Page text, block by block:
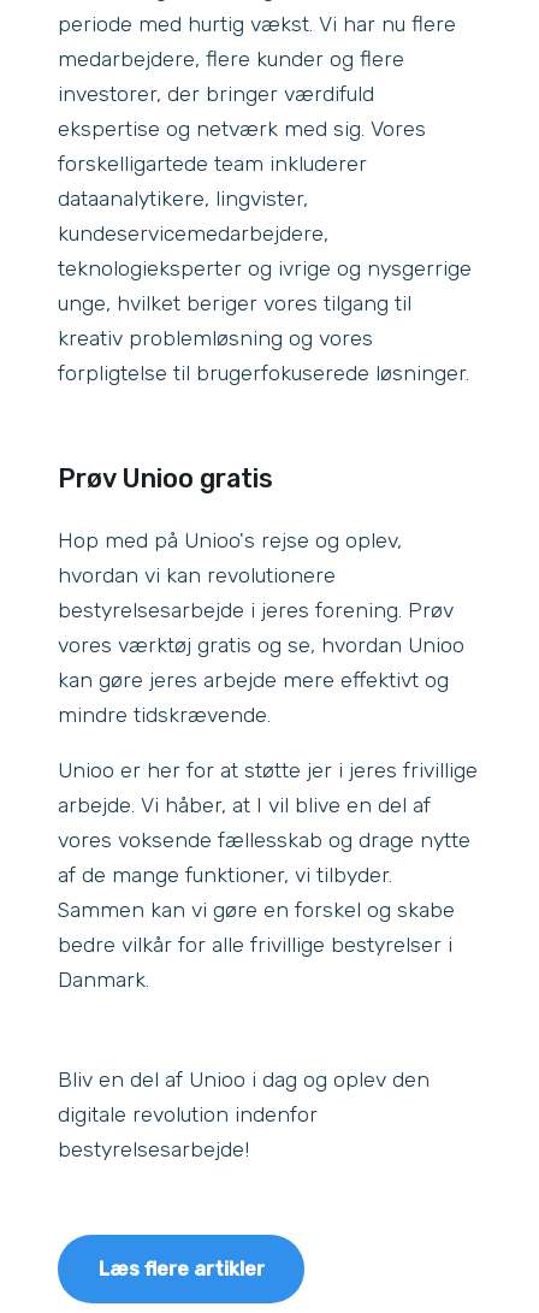
periode med hurtig vækst. Vi har nu flere
medarbejdere, flere kunder og flere
investorer, der bringer værdifuld
ekspertise og netværk med sig. Vores
forskelligartede team inkluderer
dataanalytikere, lingvister,
kundeservicemedarbejdere,
teknologieksperter og ivrige og nysgerrige
unge, hvilket beriger vores tilgang til
kreativ problemløsning og vores
forpligtelse til brugerfokuserede løsninger.
Prøv Unioo gratis
Hop med på Unioo's rejse og oplev,
hvordan vi kan revolutionere
bestyrelsesarbejde i jeres forening. Prøv
vores værktøj gratis og se, hvordan Unioo
kan gøre jeres arbejde mere effektivt og
mindre tidskrævende.
Unioo er her for at støtte jer i jeres frivillige
arbejde. Vi håber, at I vil blive en del af
vores voksende fællesskab og drage nytte
af de mange funktioner, vi tilbyder.
Sammen kan vi gøre en forskel og skabe
bedre vilkår for alle frivillige bestyrelser i
Danmark.
Bliv en del af Unioo i dag og oplev den
digitale revolution indenfor
bestyrelsesarbejde!
Læs flere artikler